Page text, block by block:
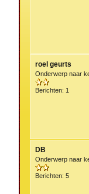
roel geurts
Onderwerp naar
Berichten: 1
DB
Onderwerp naar
Berichten: 5